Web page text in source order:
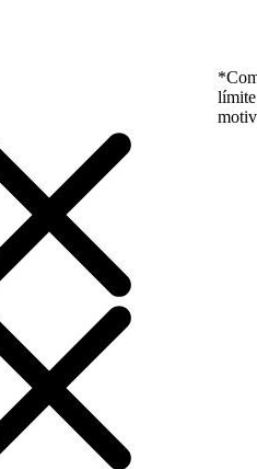
límite